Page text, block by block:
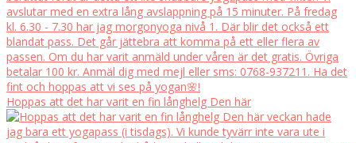
Hoppas att det har varit en fin långhelg Den här